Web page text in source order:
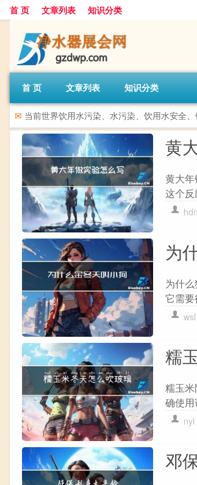
首 页 文章列表 知识分类
首 页 文章列表 知识分类
✉ 当前世界饮用水污染、水污染、饮用水安全
黄
黄大年
这个
hdn
为
为什
它需
wsl
糯
糯玉
确使
nyl
邓